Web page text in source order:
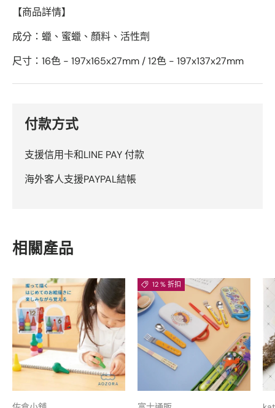
【商品詳情】
成分：蠟、蜜蠟、顏料、活性劑
尺寸：16色 - 197x165x27mm / 12色 - 197x137x27mm
付款方式
支援信用卡和LINE PAY 付款
海外客人支援PAYPAL結帳
相關產品
12 % 折扣